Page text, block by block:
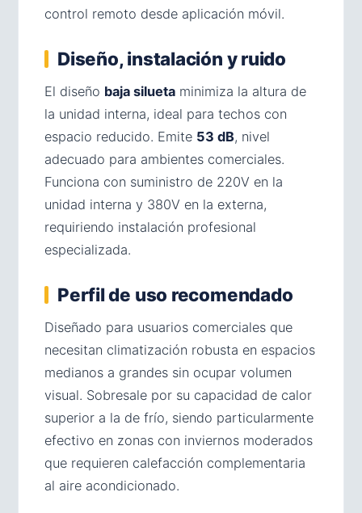
control remoto desde aplicación móvil.
Diseño, instalación y ruido
El diseño baja silueta minimiza la altura de
la unidad interna, ideal para techos con
espacio reducido. Emite 53 dB, nivel
adecuado para ambientes comerciales.
Funciona con suministro de 220V en la
unidad interna y 380V en la externa,
requiriendo instalación profesional
especializada.
Perfil de uso recomendado
Diseñado para usuarios comerciales que
necesitan climatización robusta en espacios
medianos a grandes sin ocupar volumen
visual. Sobresale por su capacidad de calor
superior a la de frío, siendo particularmente
efectivo en zonas con inviernos moderados
que requieren calefacción complementaria
al aire acondicionado.